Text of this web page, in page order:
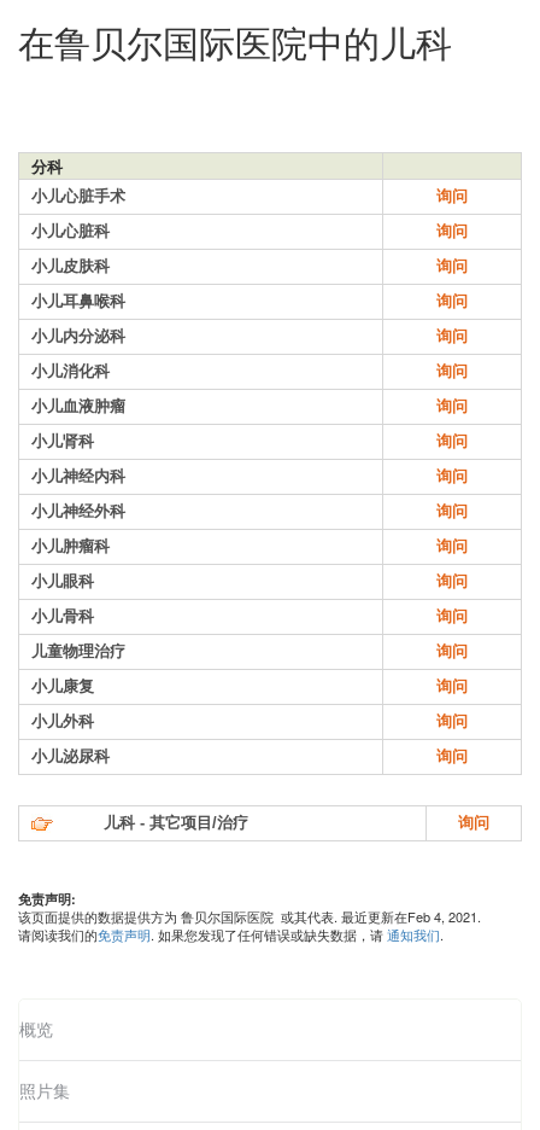
在鲁贝尔国际医院中的儿科
分科
小儿心脏手术
询问
小儿心脏科
询问
小儿皮肤科
询问
小儿耳鼻喉科
询问
小儿内分泌科
询问
小儿消化科
询问
小儿血液肿瘤
询问
小儿肾科
询问
小儿神经内科
询问
小儿神经外科
询问
小儿肿瘤科
询问
小儿眼科
询问
小儿骨科
询问
儿童物理治疗
询问
小儿康复
询问
小儿外科
询问
小儿泌尿科
询问
儿科 - 其它项目/治疗 询问
免责声明:
该页面提供的数据提供方为 鲁贝尔国际医院 或其代表. 最近更新在Feb 4, 2021.
请阅读我们的免责声明. 如果您发现了任何错误或缺失数据，请通知我们.
概览
照片集